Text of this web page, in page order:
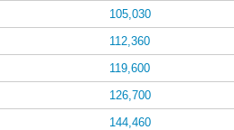
105,030
112,360
119,600
126,700
144,460